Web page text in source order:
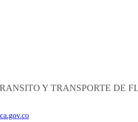
Y TRANSPORTE DE